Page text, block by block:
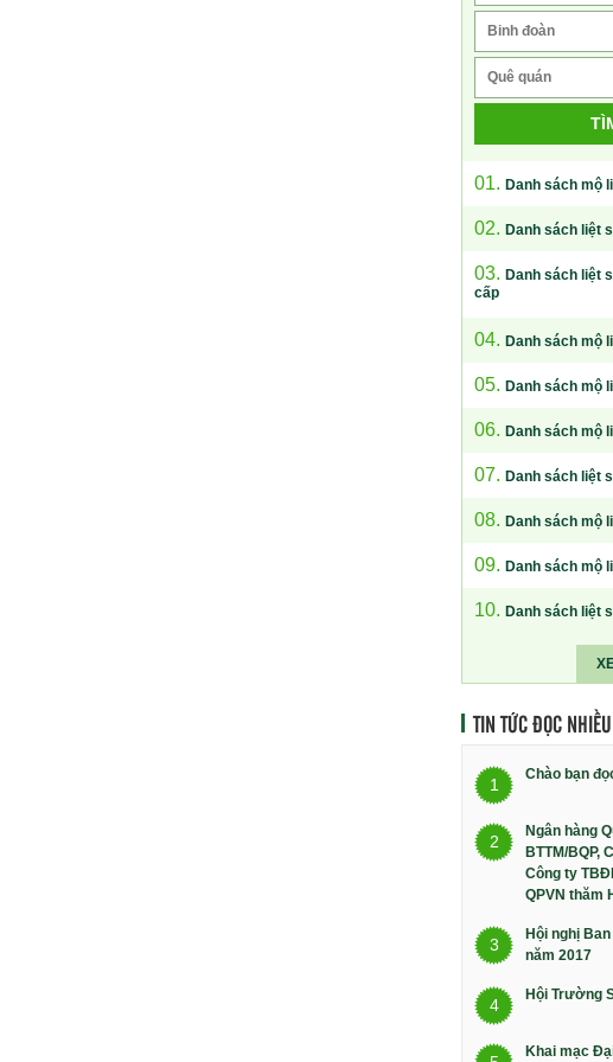
01. Danh sách mộ
02. Danh sách liệt
03. Danh sách liệt
cấp
04. Danh sách mộ
05. Danh sách mộ
06. Danh sách mộ
07. Danh sách liệt
08. Danh sách mộ
09. Danh sách mộ
10. Danh sách liệt
TIN TỨC ĐỌC NHIỀU
1
Chào bạn
2
Ngân hàng
BTTM/BQP,
Công ty
QPVN thăm
3
Hội nghị
năm 2017
4
Hội Trường
Khai mạc